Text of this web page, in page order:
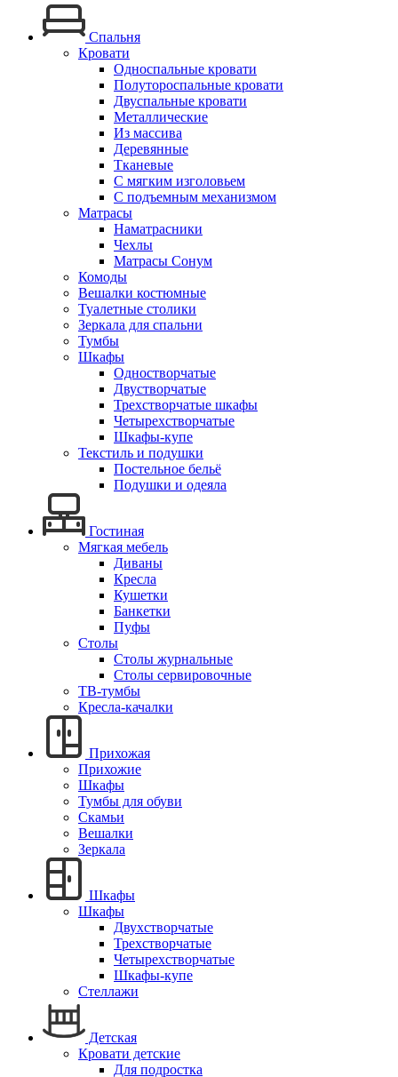
Спальня
Кровати
Односпальные кровати
Полутороспальные кровати
Двуспальные кровати
Металлические
Из массива
Деревянные
Тканевые
С мягким изголовьем
С подъемным механизмом
Матрасы
Наматрасники
Чехлы
Матрасы Сонум
Комоды
Вешалки костюмные
Туалетные столики
Зеркала для спальни
Тумбы
Шкафы
Одностворчатые
Двустворчатые
Трехстворчатые шкафы
Четырехстворчатые
Шкафы-купе
Текстиль и подушки
Постельное бельё
Подушки и одеяла
Гостиная
Мягкая мебель
Диваны
Кресла
Кушетки
Банкетки
Пуфы
Столы
Столы журнальные
Столы сервировочные
ТВ-тумбы
Кресла-качалки
Прихожая
Прихожие
Шкафы
Тумбы для обуви
Скамьи
Вешалки
Зеркала
Шкафы
Шкафы
Двухстворчатые
Трехстворчатые
Четырехстворчатые
Шкафы-купе
Стеллажи
Детская
Кровати детские
Для подростка